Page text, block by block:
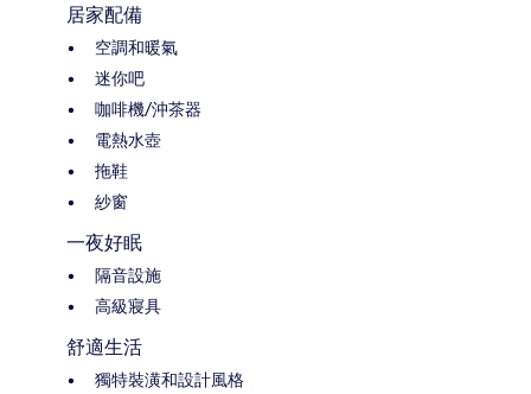
居家配備
空調和暖氣
迷你吧
咖啡機/沖茶器
電熱水壺
拖鞋
紗窗
一夜好眠
隔音設施
高級寢具
舒適生活
獨特裝潢和設計風格